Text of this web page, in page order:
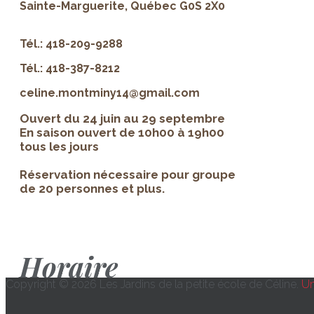
Sainte-Marguerite, Québec G0S 2X0
Tél.: 418-209-9288
Tél.: 418-387-8212
celine.montminy14@gmail.com
Ouvert du 24 juin au 29 septembre
En saison ouvert de 10h00 à 19h00
tous les jours
Réservation nécessaire pour groupe
de 20 personnes et plus.
Horaire
Copyright © 2026 Les Jardins de la petite école de Céline.